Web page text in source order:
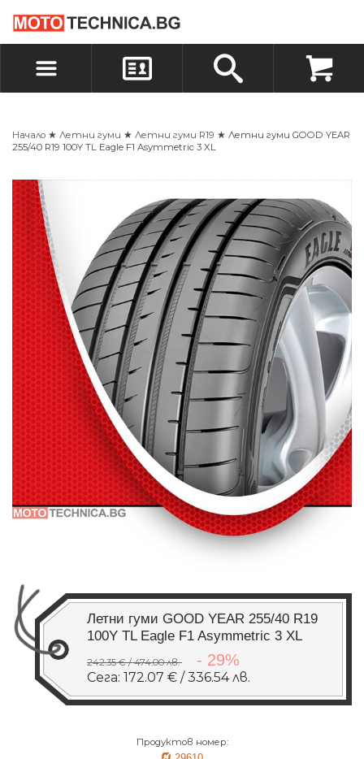
ВХОД
БЪРЗА ПОРЪЧКА ПОРЪЧКА
Начало ★ Летни гуми ★ Летни гуми R19 ★ Летни гуми GOOD YEAR
255/40 R19 100Y TL Eagle F1 Asymmetric 3 XL
Летни гуми GOOD YEAR 255/40 R19
100Y TL Eagle F1 Asymmetric 3 XL
242.35 € / 474.00 лв. - 29%
Сега: 172.07 € / 336.54 лв.
Продуктов номер: